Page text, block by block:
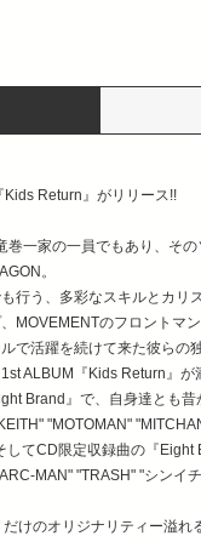
Kids Return』がリリース!!
巻一家の一員でもあり、そ
。
行う、多彩なスキルとカリ
MOVEMENTのフロントマン
で活躍を続けて来た彼らの
ALBUM『Kids Return』が
Brand』で、自身達とも昔
"MOTOMAN"
してCD限定収録曲の『Eight
MAN" "TRASH" "シンイ
けのオリジナリティー溢れ